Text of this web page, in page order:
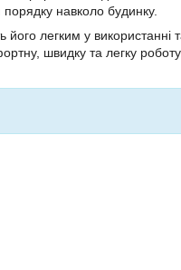
навколо будинку.
легким у
швидку та легку